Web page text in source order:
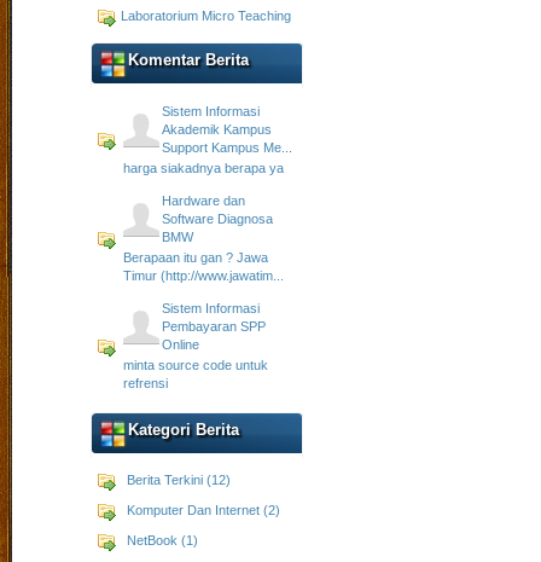
Laboratorium Micro Teaching
Komentar Berita
Sistem Informasi
Akademik Kampus
Support Kampus Me...
harga siakadnya berapa ya
Hardware dan
Software Diagnosa
BMW
Berapaan itu gan ? Jawa
Timur (http://www.jawatim...
Sistem Informasi
Pembayaran SPP
Online
minta source code untuk
refrensi
Kategori Berita
Berita Terkini (12)
Komputer Dan Internet (2)
NetBook (1)